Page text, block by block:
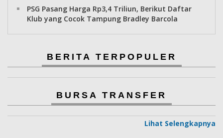
PSG Pasang Harga Rp3,4 Triliun, Berikut Daftar
Klub yang Cocok Tampung Bradley Barcola
BERITA TERPOPULER
BURSA TRANSFER
Lihat Selengkapnya